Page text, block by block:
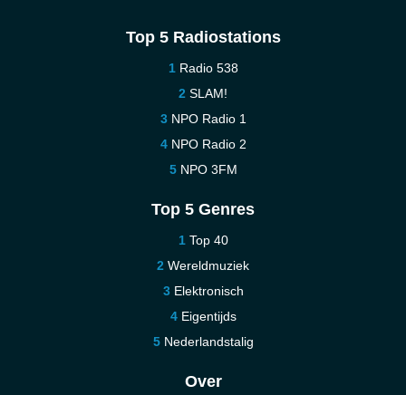
Top 5 Radiostations
Radio 538
SLAM!
NPO Radio 1
NPO Radio 2
NPO 3FM
Top 5 Genres
Top 40
Wereldmuziek
Elektronisch
Eigentijds
Nederlandstalig
Over